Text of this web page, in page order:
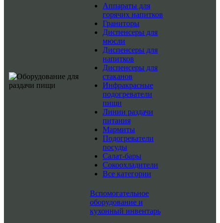
Аппараты для
горячих напитков
Граниторы
Диспенсеры для
мюсли
Диспенсеры для
напитков
Диспенсеры для
стаканов
Инфракрасные
подогреватели
пищи
Линии раздачи
питания
Мармиты
Подогреватели
посуды
Салат-бары
Сокоохладители
Все категории
Вспомогательное
оборудование и
кухонный инвентарь